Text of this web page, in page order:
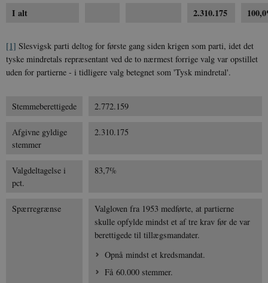
I alt 2.310.175
[1] Slesvigsk parti deltog for første gang siden krigen som parti, idet det
tyske mindretals repræsentant ved de to nærmest forrige valg var opstillet
uden for partierne - i tidligere valg betegnet som 'Tysk mindretal'.
Stemmeberettigede 2.772.159
Afgivne gyldige
stemmer
2.310.175
Valgdeltagelse i
pct.
83,7%
Spærregrænse
Valgloven fra 1953 medførte, at partierne
skulle opfylde mindst et af tre krav før de var
berettigede til tillægsmandater.
Opnå mindst et kredsmandat.
Få 60.000 stemmer.